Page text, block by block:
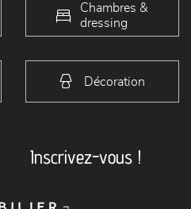
Chambres &
dressing
Décoration
Inscrivez-vous !